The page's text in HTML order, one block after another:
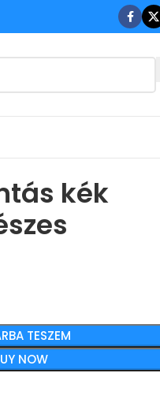
kék
TESZEM
NOW